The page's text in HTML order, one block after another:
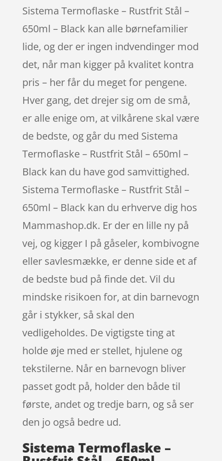
Sistema Termoflaske – Rustfrit Stål –
650ml – Black kan alle børnefamilier
lide, og der er ingen indvendinger mod
det, når man kigger på kvalitet kontra
pris – her får du meget for pengene.
Hver gang, det drejer sig om de små,
er alle enige om, at vilkårene skal være
de bedste, og går du med Sistema
Termoflaske – Rustfrit Stål – 650ml –
Black kan du have god samvittighed.
Sistema Termoflaske – Rustfrit Stål –
650ml – Black kan du erhverve dig hos
Mammashop.dk. Er der en lille ny på
vej, og kigger I på gåseler, kombivogne
eller savlesmække, er denne side et af
de bedste bud på finde det. Vil du
mindske risikoen for, at din barnevogn
går i stykker, så skal den
vedligeholdes. De vigtigste ting at
holde øje med er stellet, hjulene og
tekstilerne. Når en barnevogn bliver
passet godt på, holder den både til
første, andet og tredje barn, og så ser
den jo også bedre ud.
Sistema Termoflaske –